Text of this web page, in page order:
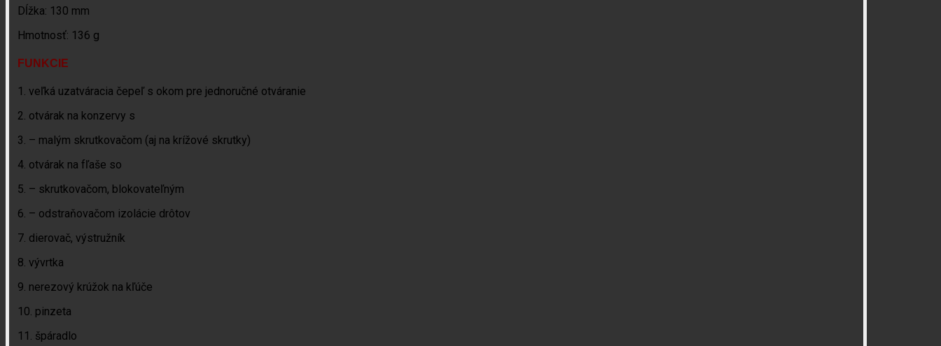
Dĺžka: 130 mm
Hmotnosť: 136 g
FUNKCIE
1. veľká uzatváracia čepeľ s okom pre jednoručné otváranie
2. otvárak na konzervy s
3. – malým skrutkovačom (aj na krížové skrutky)
4. otvárak na fľaše so
5. – skrutkovačom, blokovateľným
6. – odstraňovačom izolácie drôtov
7. dierovač, výstružník
8. vývrtka
9. nerezový krúžok na kľúče
10. pinzeta
11. špáradlo